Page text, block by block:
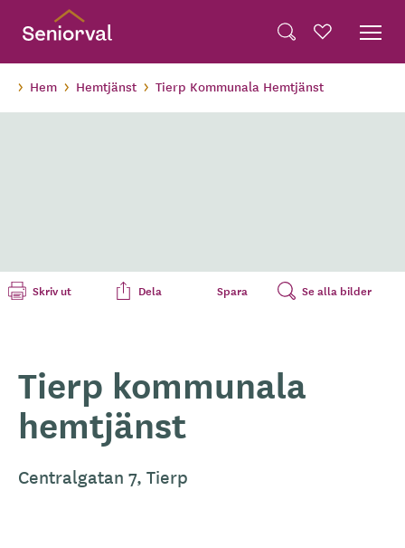
Hem Hemtjänst Tierp Kommunala Hemtjänst
Skriv ut Dela Spara Se alla bilder
Tierp kommunala
hemtjänst
Centralgatan 7, Tierp
Translate